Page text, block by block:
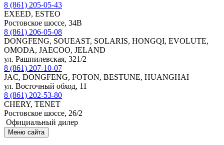
8 (861) 205-05-43
EXEED, ESTEO
Ростовское шоссе, 34В
8 (861) 206-05-08
DONGFENG, SOUEAST, SOLARIS, HONGQI, EVOLUTE,
OMODA, JAECOO, JELAND
ул. Рашпилевская, 321/2
8 (861) 207-10-07
JAC, DONGFENG, FOTON, BESTUNE, HUANGHAI
ул. Восточный обход, 11
8 (861) 202-53-80
CHERY, TENET
Ростовское шоссе, 26/2
Официальный дилер
Меню сайта